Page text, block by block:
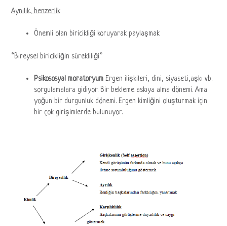
Aynılık, benzerlik
Önemli olan biricikliği koruyarak paylaşmak
“Bireysel biricikliğin sürekliliği”
Psikososyal moratoryum Ergen ilişkileri, dini, siyaseti,aşkı vb.
sorgulamalara gidiyor. Bir bekleme askıya alma dönemi. Ama
yoğun bir durgunluk dönemi. Ergen kimliğini oluşturmak için
bir çok girişimlerde bulunuyor.